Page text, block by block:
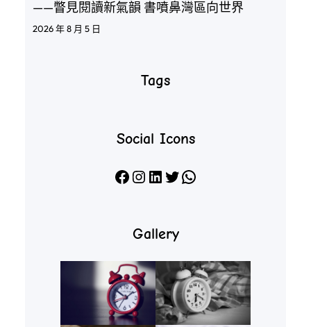
——瞥見閱讀新氣韻 書噴鼻灣區向世界
2026 年 8 月 5 日
Tags
Social Icons
Facebook Instagram LinkedIn X WhatsApp
Gallery